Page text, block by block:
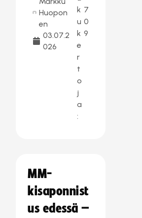
Huopon
en
03.07.2
026
k
u
k
e
r
t
o
j
a
:
7
0
9
MM-
kisaponnist
us edessä –